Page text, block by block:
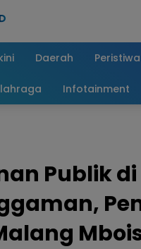
Daerah Peristiwa
Infotainment
Publik